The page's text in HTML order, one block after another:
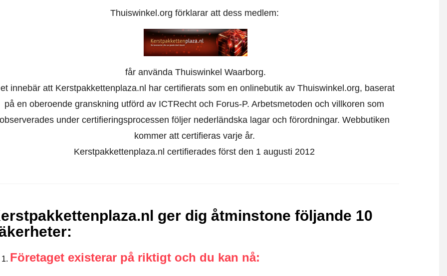
Thuiswinkel.org förklarar att dess medlem:
får använda Thuiswinkel Waarborg.
innebär att Kerstpakkettenplaza.nl har certifierats som en onlinebutik av Thuiswinkel.org, baserat
på en oberoende granskning utförd av ICTRecht och Forus-P. Arbetsmetoden och villkoren som
under certifieringsprocessen följer nederländska lagar och förordningar. Webbutiken
kommer att certifieras varje år.
Kerstpakkettenplaza.nl certifierades först den 1 augusti 2012
ger dig åtminstone följande 10
:
Företaget existerar på riktigt och du kan nå: